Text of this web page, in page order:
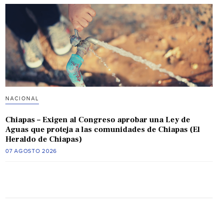
NACIONAL
Chiapas – Exigen al Congreso aprobar una Ley de
Aguas que proteja a las comunidades de Chiapas (El
Heraldo de Chiapas)
07 AGOSTO 2026